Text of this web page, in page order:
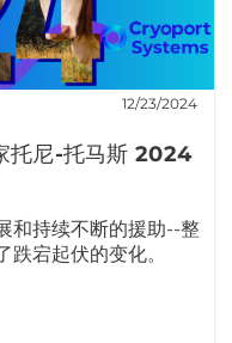
12/23/2024
托尼-托马斯 2024
和持续不断的援助--整
宕起伏的变化。